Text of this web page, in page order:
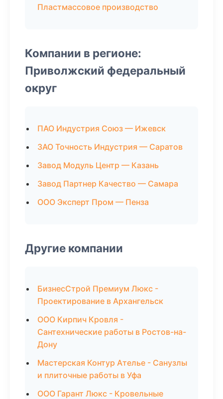
Пластмассовое производство
Компании в регионе:
Приволжский федеральный
округ
ПАО Индустрия Союз — Ижевск
ЗАО Точность Индустрия — Саратов
Завод Модуль Центр — Казань
Завод Партнер Качество — Самара
ООО Эксперт Пром — Пенза
Другие компании
БизнесСтрой Премиум Люкс -
Проектирование в Архангельск
ООО Кирпич Кровля -
Сантехнические работы в Ростов-на-
Дону
Мастерская Контур Ателье - Санузлы
и плиточные работы в Уфа
ООО Гарант Люкс - Кровельные